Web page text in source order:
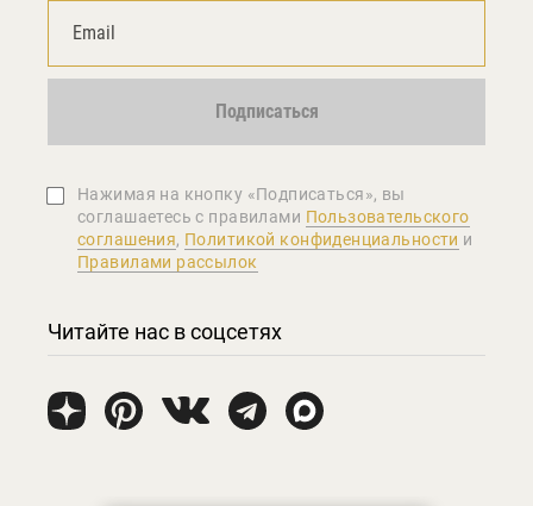
Подписаться
Нажимая на кнопку «Подписаться», вы
соглашаетеcь с правилами Пользовательского
соглашения, Политикой конфиденциальности и
Правилами рассылок
Читайте нас в соцсетях